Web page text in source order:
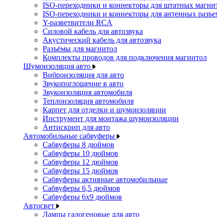
ISO-переходники и коннекторы для штатных
ISO-переходники и коннекторы для антенных
Y-разветвители RCA
Силовой кабель для автозвука
Акустический кабель для автозвука
Разъёмы для магнитол
Комплекты проводов для подключения магнитол
Шумоизоляция авто
Виброизоляция для авто
Звукопоглощение в авто
Звукоизоляция автомобиля
Теплоизоляция автомобиля
Карпет для отделки и шумоизоляции
Инструмент для монтажа шумоизоляции
Антискрип для авто
Автомобильные сабвуферы
Сабвуферы 8 дюймов
Сабвуферы 10 дюймов
Сабвуферы 12 дюймов
Сабвуферы 15 дюймов
Сабвуферы активные автомобильные
Сабвуферы 6,5 дюймов
Сабвуферы 6x9 дюймов
Автосвет
Лампы галогеновые для авто